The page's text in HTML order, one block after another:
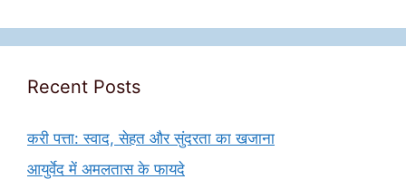
Recent Posts
करी पत्ता: स्वाद, सेहत और सुंदरता का खजाना
आयुर्वेद में अमलतास के फायदे